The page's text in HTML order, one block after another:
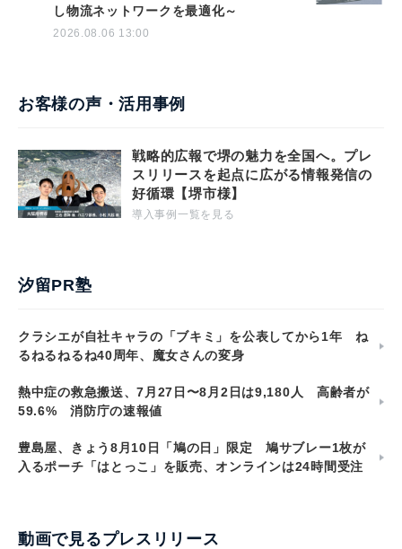
し物流ネットワークを最適化～
2026.08.06 13:00
お客様の声・活用事例
戦略的広報で堺の魅力を全国へ。プレ
スリリースを起点に広がる情報発信の
好循環【堺市様】
導入事例一覧を見る
汐留PR塾
クラシエが自社キャラの「ブキミ」を公表してから1年 ね
るねるねるね40周年、魔女さんの変身
熱中症の救急搬送、7月27日〜8月2日は9,180人 高齢者が
59.6% 消防庁の速報値
豊島屋、きょう8月10日「鳩の日」限定 鳩サブレー1枚が
入るポーチ「はとっこ」を販売、オンラインは24時間受注
動画で見るプレスリリース